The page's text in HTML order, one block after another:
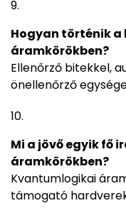
Hogyan történik
áramkörökben?
Ellenőrző bitekkel,
önellenőrző
Mi a jövő egyik fő
áramkörökben?
Kvantumlogikai
támogató